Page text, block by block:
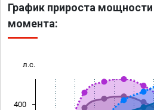
График прироста
момента:
л.с.
400